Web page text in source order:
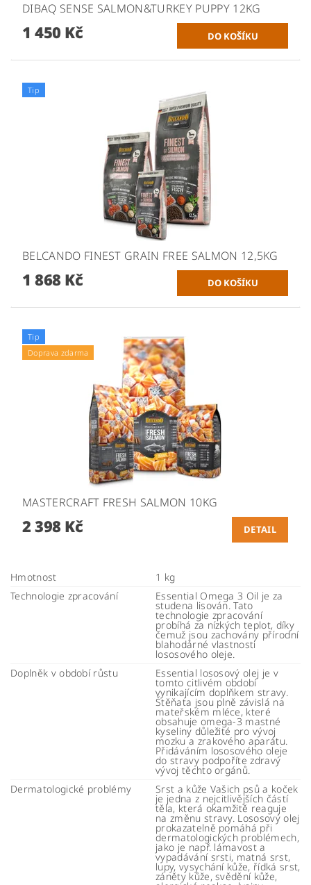
DIBAQ SENSE SALMON&TURKEY PUPPY 12KG
1 450 Kč
Tip
BELCANDO FINEST GRAIN FREE SALMON 12,5KG
1 868 Kč
Tip
Doprava zdarma
MASTERCRAFT FRESH SALMON 10KG
2 398 Kč DETAIL
Hmotnost
1 kg
Technologie zpracování
Essential Omega 3 Oil je za
studena lisován. Tato
technologie zpracování
probíhá za nízkých teplot, díky
čemuž jsou zachovány přírodní
blahodárné vlastnosti
lososového oleje.
Doplněk v období růstu
Essential lososový olej je v
tomto citlivém období
vynikajícím doplňkem stravy.
Štěňata jsou plně závislá na
mateřském mléce, které
obsahuje omega-3 mastné
kyseliny důležité pro vývoj
mozku a zrakového aparátu.
Přidáváním lososového oleje
do stravy podpoříte zdravý
vývoj těchto orgánů.
Dermatologické problémy
Srst a kůže Vašich psů a koček
je jedna z nejcitlivějších částí
těla, která okamžitě reaguje
na změnu stravy. Lososový olej
prokazatelně pomáhá při
dermatologických problémech,
jako je např. lámavost a
vypadávání srsti, matná srst,
lupy, vysychání kůže, řídká srst,
záněty kůže, svědění kůže,